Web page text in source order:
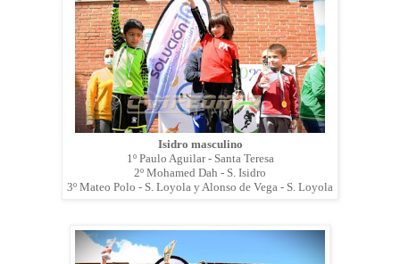
Isidro masculino
1º Paulo Aguilar - Santa Teresa
2º Mohamed Dah - S. Isidro
3º Mateo Polo - S. Loyola y Alonso de Vega - S. Loyola